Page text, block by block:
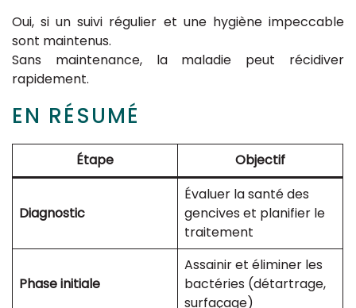
Oui, si un suivi régulier et une hygiène impeccable
sont maintenus.
Sans maintenance, la maladie peut récidiver
rapidement.
EN RÉSUMÉ
Étape Objectif
Diagnostic
Évaluer la santé des
gencives et planifier le
traitement
Phase initiale
Assainir et éliminer les
bactéries (détartrage,
surfaçage)